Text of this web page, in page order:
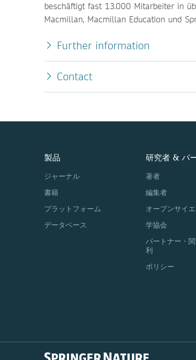
beschäftigt fast 13.000 Mitarbeiter in
Macmillan, Macmillan Education und
Further information
Contact
製品
ジャーナル
書籍
プラットフォーム
データベース
研究者 & パ
著者
編集者
オープンサイ
学協会
パートナー・
利
ポリシー